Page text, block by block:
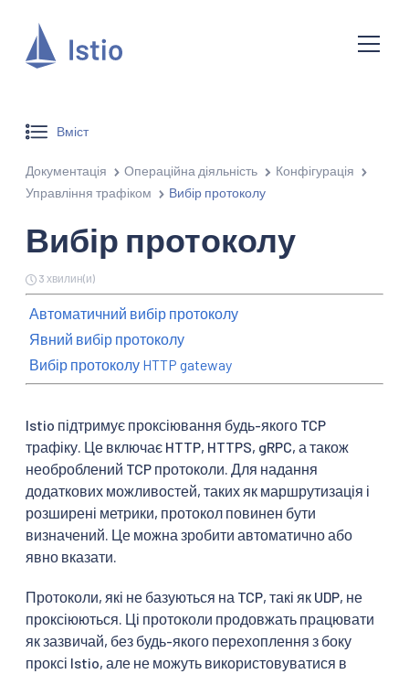
Вміст
Документація Операційна діяльність
Конфігурація
Управління трафіком
Вибір протоколу
Вибір протоколу
3 хвилин(и)
Автоматичний вибір протоколу
Явний вибір протоколу
Вибір протоколу HTTP gateway
Istio підтримує проксіювання будь-якого TCP
трафіку. Це включає HTTP, HTTPS, gRPC, а також
необроблений TCP протоколи. Для надання
додаткових можливостей, таких як маршрутизація і
розширені метрики, протокол повинен бути
визначений. Це можна зробити автоматично або
явно вказати.
Протоколи, які не базуються на TCP, такі як UDP, не
проксіюються. Ці протоколи продовжать працювати
як зазвичай, без будь-якого перехоплення з боку
проксі Istio, але не можуть використовуватися в